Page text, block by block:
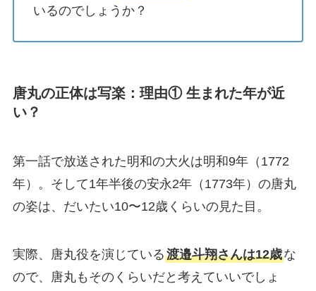
いるのでしょうか？
唐丸の正体は写楽：理由① 生まれた年が近
い？
第一話で放送された明和の大火は明和9年（1772
年）。そして1年半後の安永2年（1773年）の唐丸
の姿は、だいたい10〜12歳くらいの見た目。
実際、唐丸役を演じている渡邉斗翔さんは12歳な
ので、唐丸もそのくらいだと考えていいでしょ